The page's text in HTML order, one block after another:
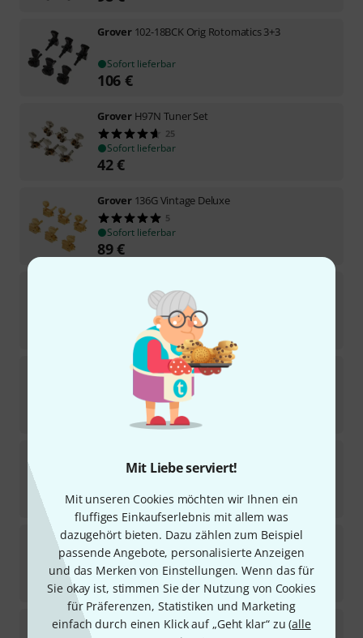
Mit Liebe serviert!
Mit unseren Cookies möchten wir Ihnen ein
fluffiges Einkaufserlebnis mit allem was
dazugehört bieten. Dazu zählen zum Beispiel
passende Angebote, personalisierte Anzeigen
und das Merken von Einstellungen. Wenn das für
Sie okay ist, stimmen Sie der Nutzung von Cookies
für Präferenzen, Statistiken und Marketing
einfach durch einen Klick auf „Geht klar“ zu (alle
Grover 102-18BCK Orig Rotomatics 3+3
Sofort lieferbar
106 €
Grover H97N Tuner Set
25
Sofort lieferbar
42€
Grover 136G Vintage Deluxe
5
Sofort lieferbar
89€
Sofort lieferbar
Grover106C Locking Rotomatics Chrome
39
Sofort lieferbar
33
65€
Grover 205C Mini Rotomatics
5
Sofort lieferbar
65€
Grover533G Vintage Locking Rotomatic